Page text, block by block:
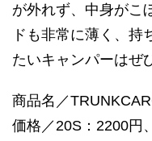
が外れず、中身がこ
ドも非常に薄く、持
たいキャンパーはぜ
商品名／
価格／20S：2200円